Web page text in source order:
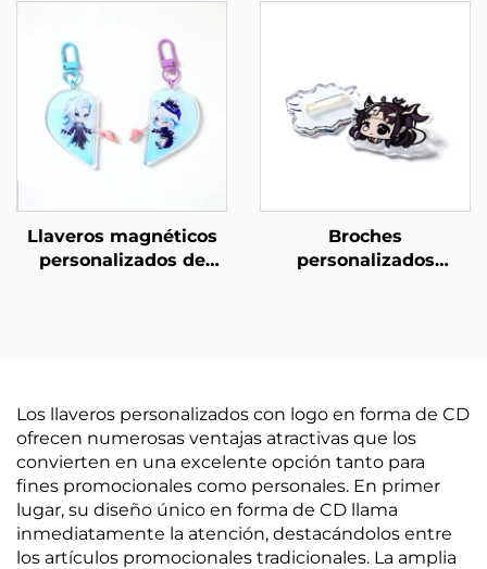
Llaveros magnéticos
personalizados de
Broches
personalizados
Los llaveros personalizados con logo en forma de CD
ofrecen numerosas ventajas atractivas que los
convierten en una excelente opción tanto para
fines promocionales como personales. En primer
lugar, su diseño único en forma de CD llama
inmediatamente la atención, destacándolos entre
los artículos promocionales tradicionales. La amplia